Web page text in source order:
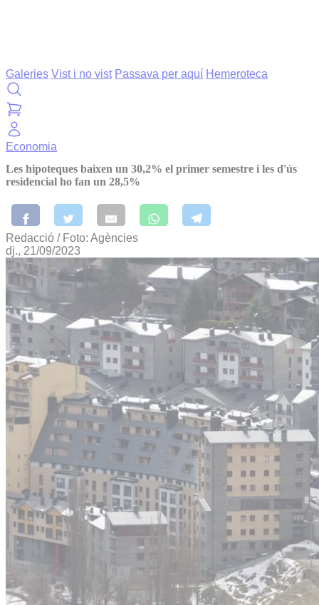
Galeries Vist i no vist Passava per aquí Hemeroteca
Economia
Les hipoteques baixen un 30,2% el primer semestre i les d'ús
residencial ho fan un 28,5%
Redacció / Foto: Agències
dj., 21/09/2023